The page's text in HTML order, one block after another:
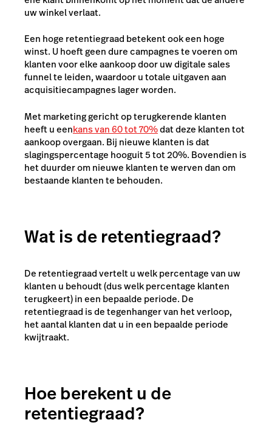
uw winkel verlaat.
Een hoge retentiegraad betekent ook een hoge
winst. U hoeft geen dure campagnes te voeren om
klanten voorelke aankoopdoor uw digitale sales
funnel te leiden, waardoor u totale uitgaven aan
acquisitiecampagnes lager worden.
Met marketing gericht op terugkerende klanten
heeft u eenkans van 60 tot 70%dat deze klanten tot
aankoop overgaan. Bij nieuwe klanten is dat
slagingspercentage hooguit 5 tot 20%. Bovendien is
het duurder om nieuwe klanten te werven dan om
bestaande klanten te behouden.
Wat is de retentiegraad?
De retentiegraad vertelt u welk percentage van uw
klanten u behoudt (dus welk percentage klanten
terugkeert) in een bepaalde periode. De
retentiegraad is de tegenhanger van het verloop,
het aantal klanten dat u in een bepaalde periode
kwijtraakt.
Hoe berekent u de
retentiegraad?